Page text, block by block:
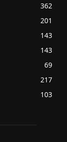
362
201
143
143
69
217
103